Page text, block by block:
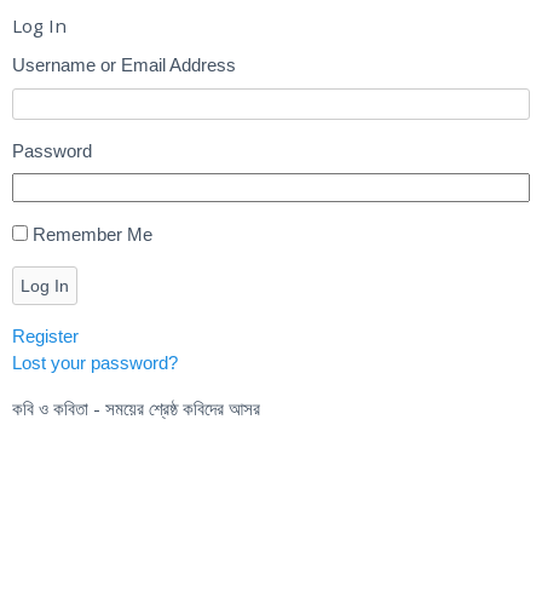
Log In
Username or Email Address
Password
Remember Me
Log In
Register
Lost your password?
কবি ও কবিতা - সময়ের শ্রেষ্ঠ কবিদের আসর